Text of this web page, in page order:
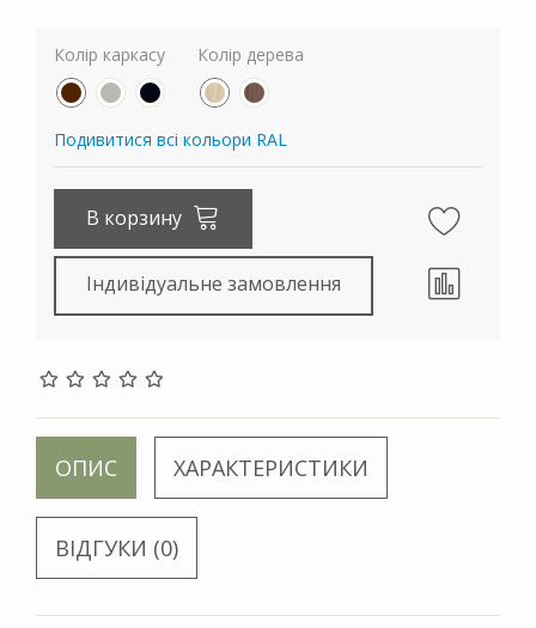
Колір каркасу Колір дерева
Подивитися всі кольори RAL
В корзину
Індивідуальне замовлення
ОПИС ХАРАКТЕРИСТИКИ
ВІДГУКИ (0)